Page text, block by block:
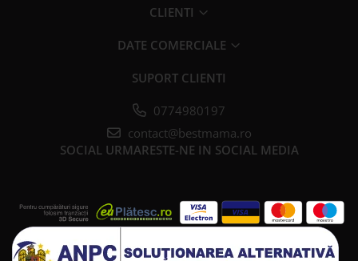
CLIENTI
DATE COMERCIALE
SUPORT CLIENTI
0774980197
contact@bestmama.ro
SOCIAL URMARESTE-NE IN SOCIAL MEDIA